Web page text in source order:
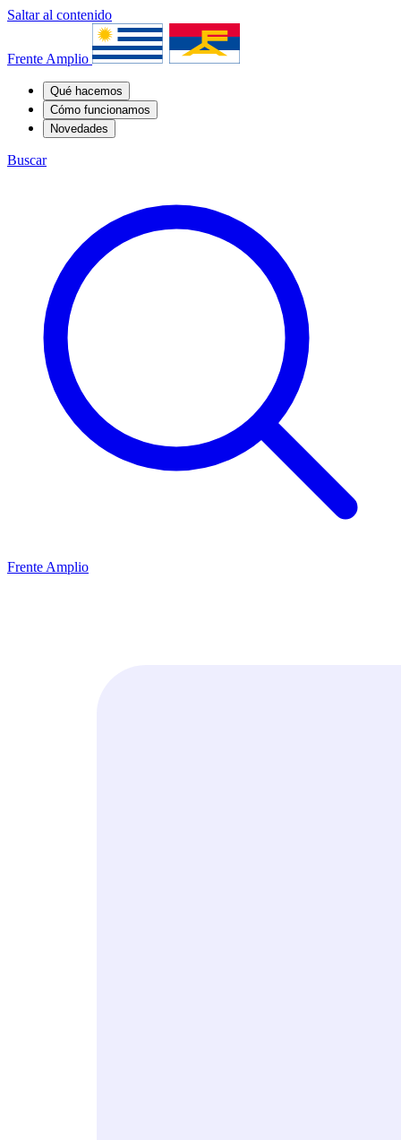
Saltar al contenido
Frente Amplio
Qué hacemos
Cómo funcionamos
Novedades
Buscar
Frente Amplio